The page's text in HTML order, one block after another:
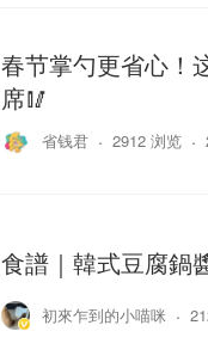
春节掌勺更省心！
席🥢
省钱君 2912 浏览
食譜｜韓式豆腐鍋
初來乍到的小喵咪